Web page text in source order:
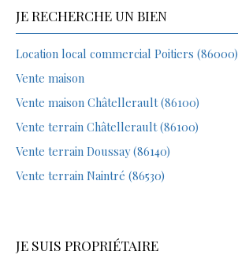
JE RECHERCHE UN BIEN
Location local commercial Poitiers (86000)
Vente maison
Vente maison Châtellerault (86100)
Vente terrain Châtellerault (86100)
Vente terrain Doussay (86140)
Vente terrain Naintré (86530)
JE SUIS PROPRIÉTAIRE